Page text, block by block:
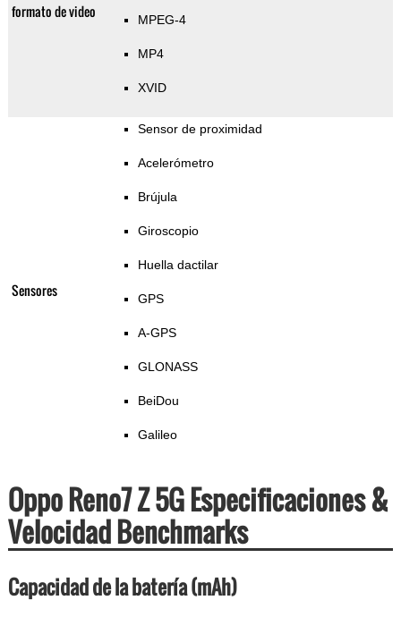
formato de video MPEG-4
MP4
XVID
Sensores
Sensor de proximidad
Acelerómetro
Brújula
Giroscopio
Huella dactilar
GPS
A-GPS
GLONASS
BeiDou
Galileo
Oppo Reno7 Z 5G Especificaciones &
Velocidad Benchmarks
Capacidad de la batería (mAh)